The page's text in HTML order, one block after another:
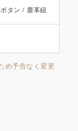
タン / 鹿革紐
め予告なく変更